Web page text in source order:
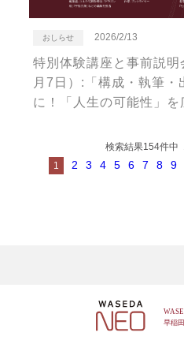
おしらせ 2026/2/13
特別体験講座と事前説
月7日）:「構成・執筆
に！「人生の可能性」を
検索結果154件中
1
2 3 4 5 6 7 8 9